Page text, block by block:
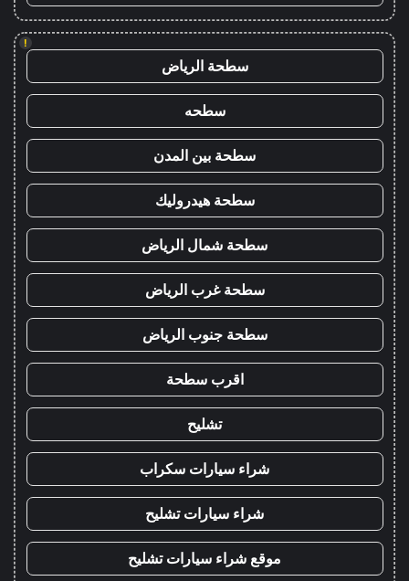
!
سطحة الرياض
سطحه
سطحة بين المدن
سطحة هيدروليك
سطحة شمال الرياض
سطحة غرب الرياض
سطحة جنوب الرياض
اقرب سطحة
تشليح
شراء سيارات سكراب
شراء سيارات تشليح
موقع شراء سيارات تشليح